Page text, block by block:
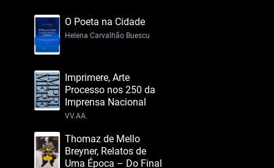
O Poeta na Cidade
Helena Carvalhão Buescu
Imprimere, Arte
Processo nos 250 da
Imprensa Nacional
VV.AA.
Thomaz de Mello
Breyner, Relatos de
Uma Época – Do Final